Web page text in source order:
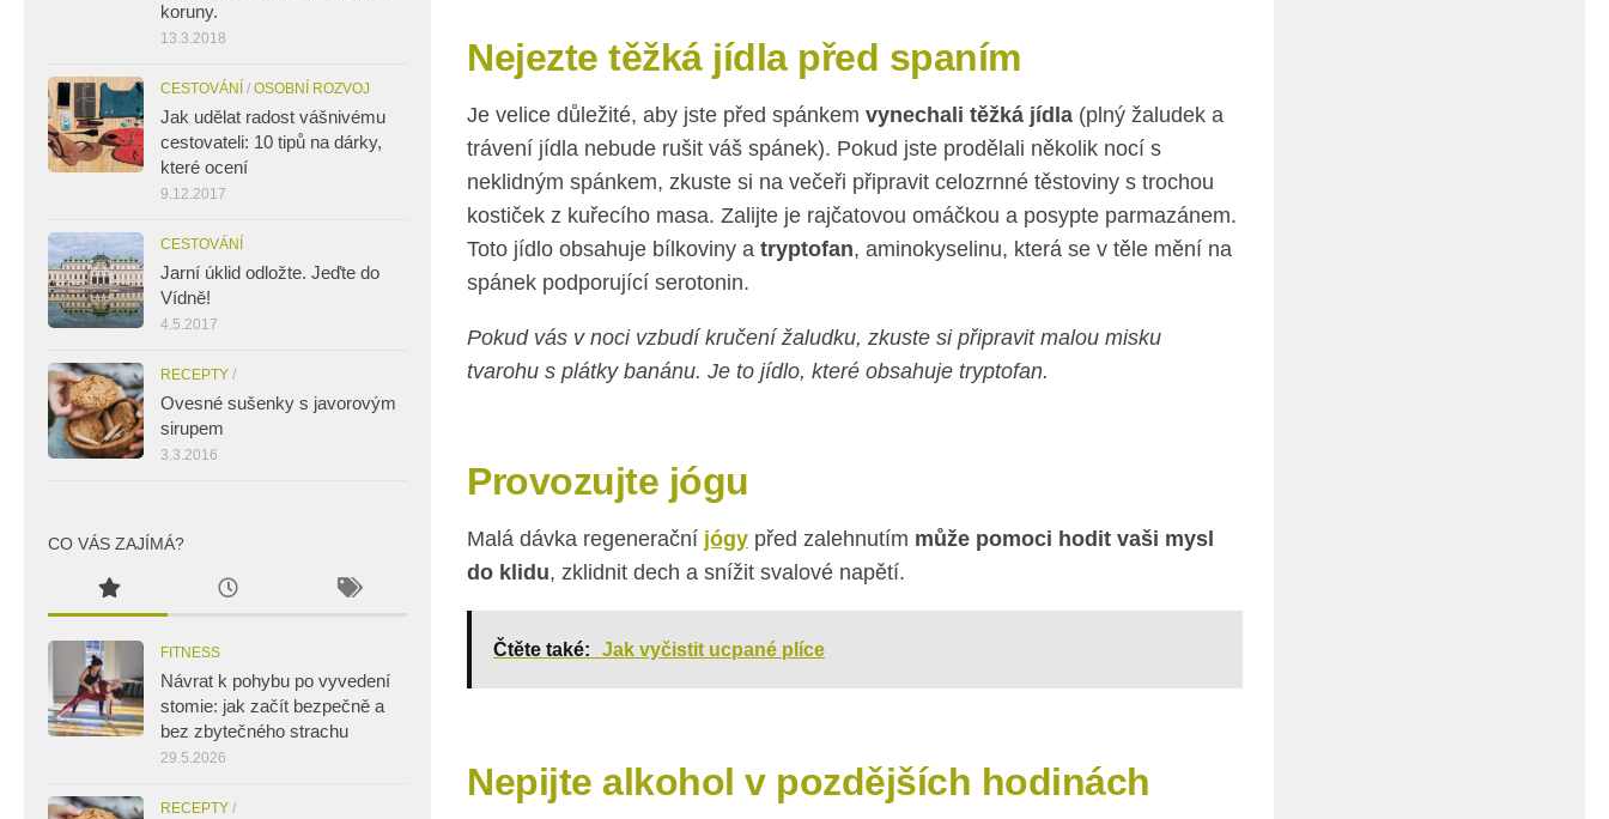
Nejezte těžká jídla před spaním
Je velice důležité, aby jste před spánkem vynechali těžká jídla (plný žaludek a
trávení jídla nebude rušit váš spánek). Pokud jste prodělali několik nocí s
neklidným spánkem, zkuste si na večeři připravit celozrnné těstoviny s trochou
kostiček z kuřecího masa. Zalijte je rajčatovou omáčkou a posypte parmazánem.
Toto jídlo obsahuje bílkoviny a tryptofan, aminokyselinu, která se v těle mění na
spánek podporující serotonin.
Pokud vás v noci vzbudí kručení žaludku, zkuste si připravit malou misku
tvarohu s plátky banánu. Je to jídlo, které obsahuje tryptofan.
Provozujte jógu
Malá dávka regenerační jógy před zalehnutím může pomoci hodit vaši mysl
do klidu, zklidnit dech a snížit svalové napětí.
Čtěte také: Jak vyčistit ucpané plíce
Nepijte alkohol v pozdějších hodinách
koruny.
13.3.2018
CESTOVÁNÍ / OSOBNÍ ROZVOJ
Jak udělat radost vášnivému
cestovateli: 10 tipů na dárky,
které ocení
9.12.2017
CESTOVÁNÍ
Jarní úklid odložte. Jeďte do
Vídně!
4.5.2017
RECEPTY /
Ovesné sušenky s javorovým
sirupem
3.3.2016
CO VÁS ZAJÍMÁ?
FITNESS
Návrat k pohybu po vyvedení
stomie: jak začít bezpečně a
bez zbytečného strachu
29.5.2026
RECEPTY /